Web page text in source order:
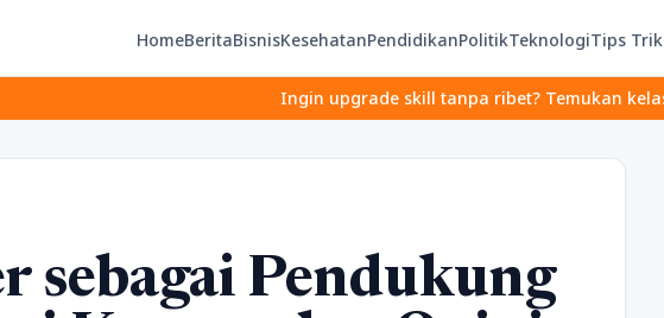
HomeBeritaBisnisKesehatanPendidikanPolitikTeknologiTips Trik
Ingin upgrade skill tanpa ribet? Temukan kelas seru dan
sebagai Pendukung